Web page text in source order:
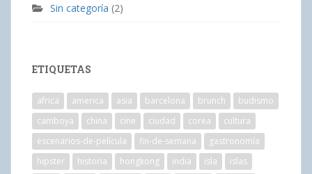
Sin categoría (2)
ETIQUETAS
africa america asia barcelona brunch
budismo
camboya
china cine ciudad corea
cultura
escenarios-de-película
fin-de-semana
gastronomía
hipster
historia hongkong india isla
islas